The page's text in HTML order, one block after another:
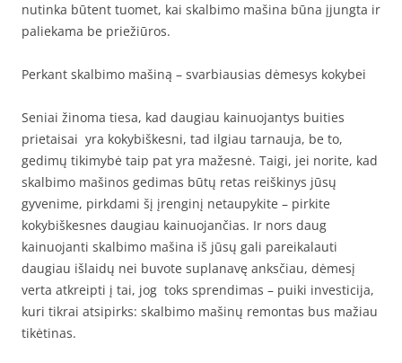
nutinka būtent tuomet, kai skalbimo mašina būna įjungta ir
paliekama be priežiūros.
Perkant skalbimo mašiną – svarbiausias dėmesys kokybei
Seniai žinoma tiesa, kad daugiau kainuojantys buities
prietaisai yra kokybiškesni, tad ilgiau tarnauja, be to,
gedimų tikimybė taip pat yra mažesnė. Taigi, jei norite, kad
skalbimo mašinos gedimas būtų retas reiškinys jūsų
gyvenime, pirkdami šį įrenginį netaupykite – pirkite
kokybiškesnes daugiau kainuojančias. Ir nors daug
kainuojanti skalbimo mašina iš jūsų gali pareikalauti
daugiau išlaidų nei buvote suplanavę anksčiau, dėmesį
verta atkreipti į tai, jog toks sprendimas – puiki investicija,
kuri tikrai atsipirks: skalbimo mašinų remontas bus mažiau
tikėtinas.